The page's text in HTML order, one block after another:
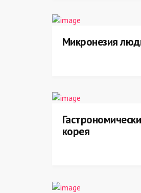
Микронезия
корея